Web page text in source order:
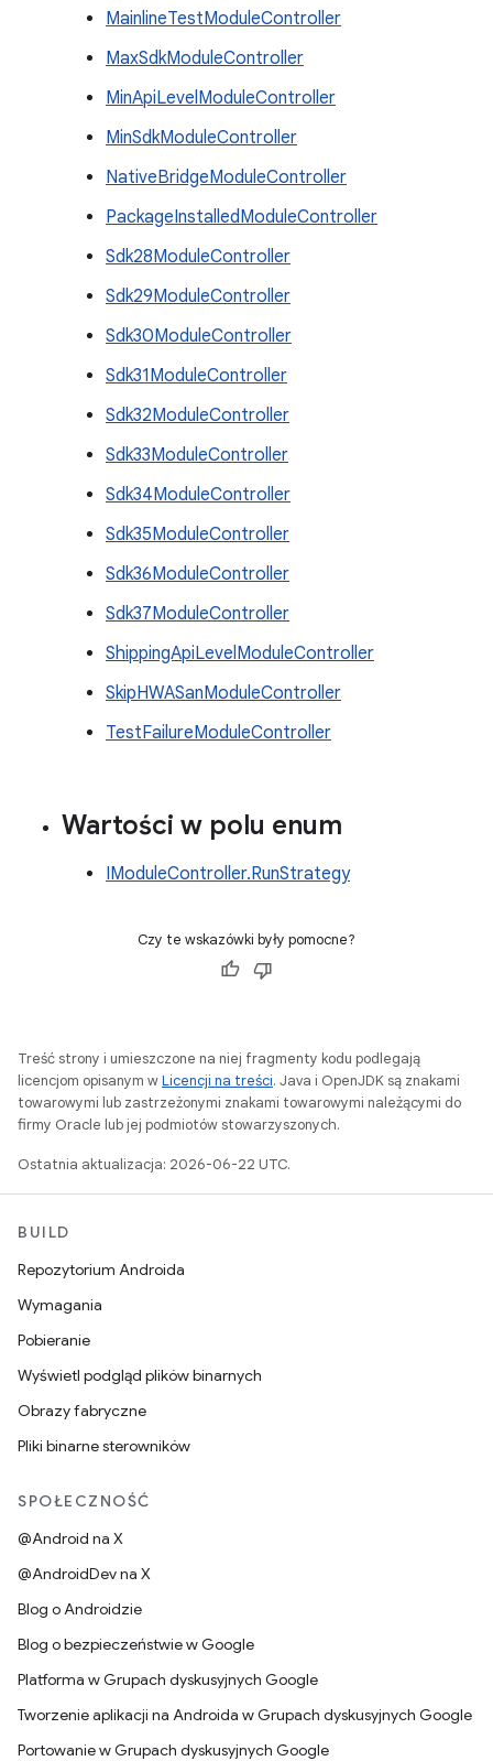
MainlineTestModuleController
MaxSdkModuleController
MinApiLevelModuleController
MinSdkModuleController
NativeBridgeModuleController
PackageInstalledModuleController
Sdk28ModuleController
Sdk29ModuleController
Sdk30ModuleController
Sdk31ModuleController
Sdk32ModuleController
Sdk33ModuleController
Sdk34ModuleController
Sdk35ModuleController
Sdk36ModuleController
Sdk37ModuleController
ShippingApiLevelModuleController
SkipHWASanModuleController
TestFailureModuleController
Wartości w polu enum
IModuleController.RunStrategy
Czy te wskazówki były pomocne?
Treść strony i umieszczone na niej fragmenty kodu podlegają
licencjom opisanym wLicencji na treści. Java i OpenJDK są znakami
towarowymi lub zastrzeżonymi znakami towarowymi należącymi do
firmy Oracle lub jej podmiotów stowarzyszonych.
Ostatnia aktualizacja: 2026-06-22 UTC.
BUILD
Repozytorium Androida
Wymagania
Pobieranie
Wyświetl podgląd plików binarnych
Obrazy fabryczne
Pliki binarne sterowników
SPOŁECZNOŚĆ
@Android na X
@AndroidDev na X
Blog o Androidzie
Blog o bezpieczeństwie w Google
Platforma w Grupach dyskusyjnych Google
Tworzenie aplikacji na Androida w Grupach dyskusyjnych Google
Portowanie w Grupach dyskusyjnych Google